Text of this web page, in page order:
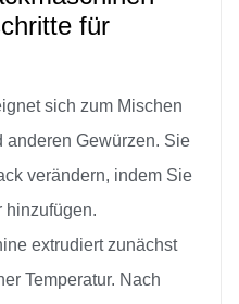
für
sich zum Mischen
anderen Gewürzen. Sie
verändern, indem Sie
hinzufügen.
extrudiert zunächst
Temperatur. Nach